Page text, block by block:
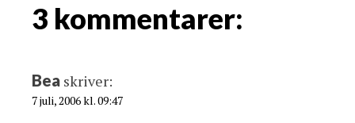
g
a
i
o
3 kommentarer:
Bea skriver:
7 juli, 2006 kl. 09:47